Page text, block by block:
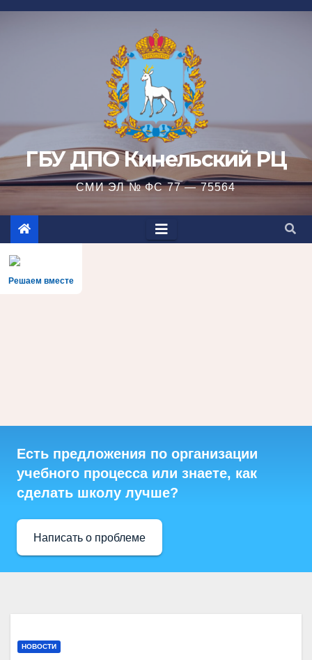
Перейти
ГБУ ДПО Кинельский РЦ
СМИ ЭЛ № ФС 77 — 75564
Решаем вместе
Есть предложения по организации
учебного процесса или знаете, как
сделать школу лучше?
Написать о проблеме
НОВОСТИ